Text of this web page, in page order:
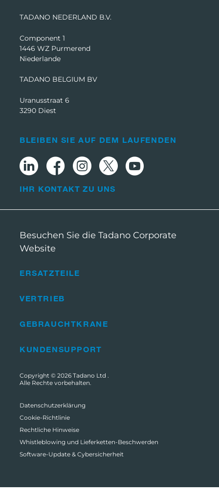
TADANO NEDERLAND B.V.
Component 1
1446 WZ Purmerend
Niederlande
TADANO BELGIUM BV
Uranusstraat 6
3290 Diest
ERSATZTEILE
VERTRIEB
GEBRAUCHTKRANE
KUNDENSUPPORT
BLEIBEN SIE AUF DEM LAUFENDEN
IHR KONTAKT ZU UNS
Besuchen Sie die Tadano Corporate
Website
Copyright © 2026 Tadano Ltd .
Alle Rechte vorbehalten.
Datenschutzerklärung
Cookie-Richtlinie
Rechtliche Hinweise
Whistleblowing und Lieferketten-Beschwerden
Software-Update & Cybersicherheit